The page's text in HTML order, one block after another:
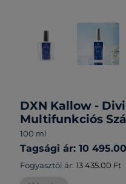
DXN Kallow -
Multifunkciós
100 ml
Tagsági ár: 10
Fogyasztói ár: 13 435.00 Ft